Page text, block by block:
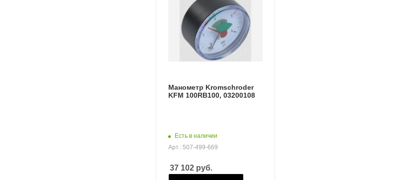
Манометр Kromschroder
KFM 100RB100, 03200108
Есть в наличии
Арт.: 507-499-669
37 102 руб.